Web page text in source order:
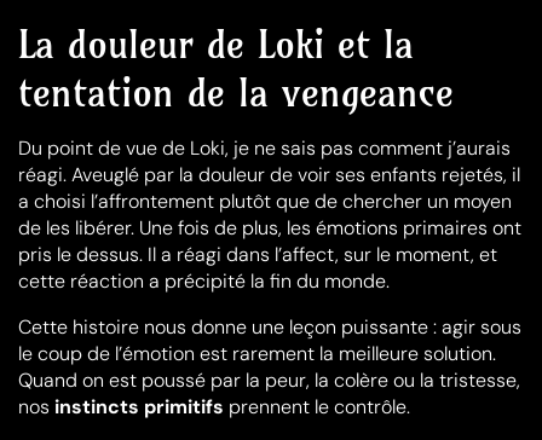
La douleur de Loki et la
tentation de la vengeance
Du point de vue de Loki, je ne sais pas comment j’aurais
réagi. Aveuglé par la douleur de voir ses enfants rejetés, il
a choisi l’affrontement plutôt que de chercher un moyen
de les libérer. Une fois de plus, les émotions primaires ont
pris le dessus. Il a réagi dans l’affect, sur le moment, et
cette réaction a précipité la fin du monde.
Cette histoire nous donne une leçon puissante : agir sous
le coup de l’émotion est rarement la meilleure solution.
Quand on est poussé par la peur, la colère ou la tristesse,
nos instincts primitifs prennent le contrôle.